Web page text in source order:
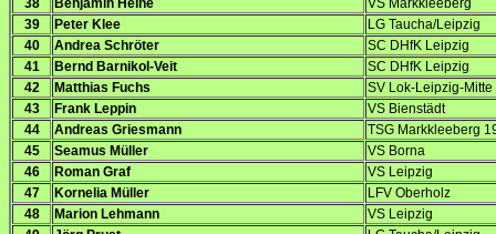
38
Benjamin Heine
VS Markkleeberg
39
Peter Klee
LG Taucha/Leipzig
40
Andrea Schröter
SC DHfK Leipzig
41
Bernd Barnikol-Veit
SC DHfK Leipzig
42
Matthias Fuchs
SV Lok-Leipzig-Mitte
43
Frank Leppin
VS Bienstädt
44
Andreas Griesmann
TSG Markkleeberg
45
Seamus Müller
VS Borna
46
Roman Graf
VS Leipzig
47
Kornelia Müller
LFV Oberholz
48
Marion Lehmann
VS Leipzig